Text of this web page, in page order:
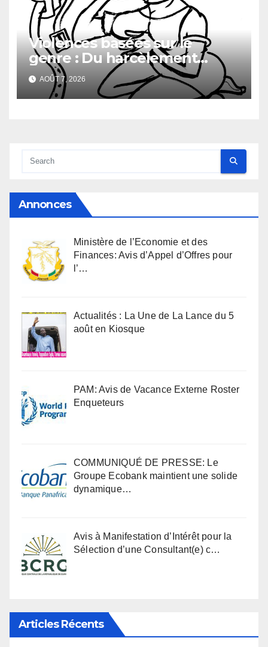
Violences basées sur le
genre : Du harcèlement
sexuel
AOÛT 7, 2026
Annonces
Ministère de l’Economie et des
Finances: Avis d’Appel d’Offres pour
l’…
Actualités : La Une de La Lance du 5
août en Kiosque
PAM: Avis de Vacance Externe Roster
Enqueteurs
COMMUNIQUÉ DE PRESSE: Le
Groupe Ecobank maintient une solide
dynamique…
Avis à Manifestation d’Intérêt pour la
Sélection d’une Consultant(e) c…
Articles Récents